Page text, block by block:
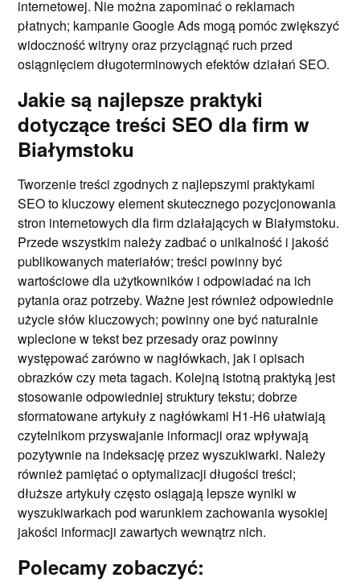
internetowej. Nie można zapominać o reklamach
płatnych; kampanie Google Ads mogą pomóc zwiększyć
widoczność witryny oraz przyciągnąć ruch przed
osiągnięciem długoterminowych efektów działań SEO.
Jakie są najlepsze praktyki
dotyczące treści SEO dla firm w
Białymstoku
Tworzenie treści zgodnych z najlepszymi praktykami
SEO to kluczowy element skutecznego pozycjonowania
stron internetowych dla firm działających w Białymstoku.
Przede wszystkim należy zadbać o unikalność i jakość
publikowanych materiałów; treści powinny być
wartościowe dla użytkowników i odpowiadać na ich
pytania oraz potrzeby. Ważne jest również odpowiednie
użycie słów kluczowych; powinny one być naturalnie
wplecione w tekst bez przesady oraz powinny
występować zarówno w nagłówkach, jak i opisach
obrazków czy meta tagach. Kolejną istotną praktyką jest
stosowanie odpowiedniej struktury tekstu; dobrze
sformatowane artykuły z nagłówkami H1-H6 ułatwiają
czytelnikom przyswajanie informacji oraz wpływają
pozytywnie na indeksację przez wyszukiwarki. Należy
również pamiętać o optymalizacji długości treści;
dłuższe artykuły często osiągają lepsze wyniki w
wyszukiwarkach pod warunkiem zachowania wysokiej
jakości informacji zawartych wewnątrz nich.
Polecamy zobaczyć: